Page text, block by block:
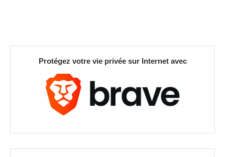
Protégez votre vie privée sur Internet avec